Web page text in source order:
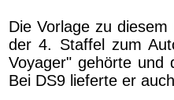
Die Vorlage zu
der 4. Staffel zum
Voyager" gehörte und
Bei DS9 lieferte er